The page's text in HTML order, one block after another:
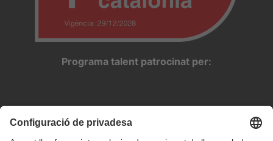
Programa talent patrocinat per: